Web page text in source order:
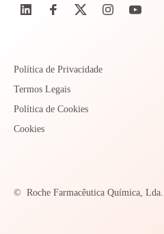
Política de Privacidade
Termos Legais
Política de Cookies
Cookies
© Roche Farmacêutica Química, Lda.